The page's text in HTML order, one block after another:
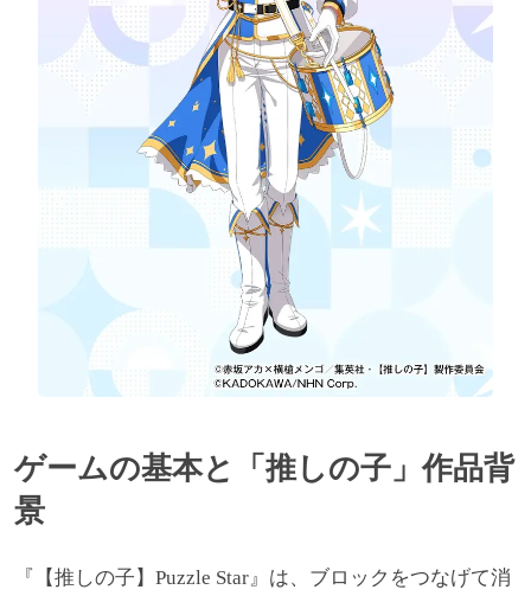
ゲームの基本と「推しの子」作品背
景
『【推しの子】Puzzle Star』は、ブロックをつなげて消